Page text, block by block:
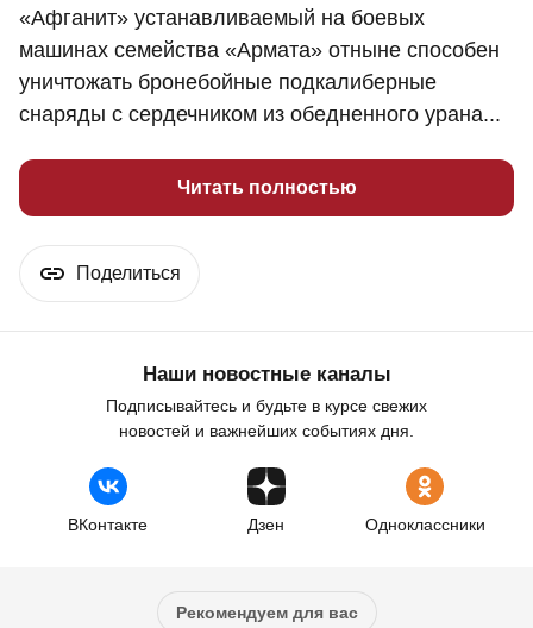
«Афганит» устанавливаемый на боевых
машинах семейства «Армата» отныне способен
уничтожать бронебойные подкалиберные
снаряды с сердечником из обедненного урана...
Читать полностью
Поделиться
Наши новостные каналы
Подписывайтесь и будьте в курсе свежих
новостей и важнейших событиях дня.
ВКонтакте Дзен Одноклассники
Рекомендуем для вас